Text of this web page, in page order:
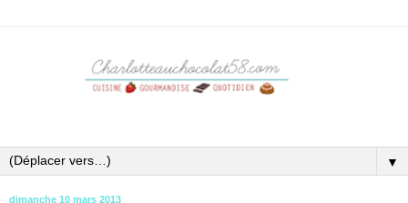
▼
dimanche 10 mars 2013